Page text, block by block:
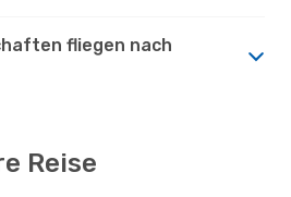
fliegen nach
Reise